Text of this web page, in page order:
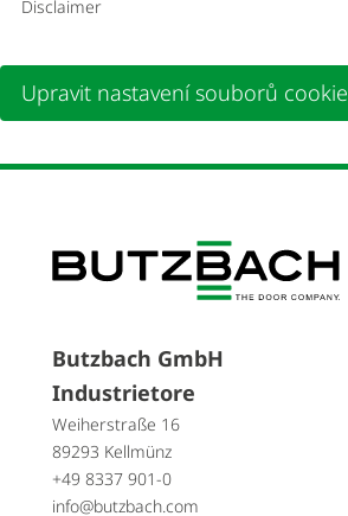
Butzbach GmbH
Industrietore
Weiherstraße 16
89293 Kellmünz
+49 8337 901-0
info@butzbach.com
Disclaimer
Upravit nastavení souborů cookie